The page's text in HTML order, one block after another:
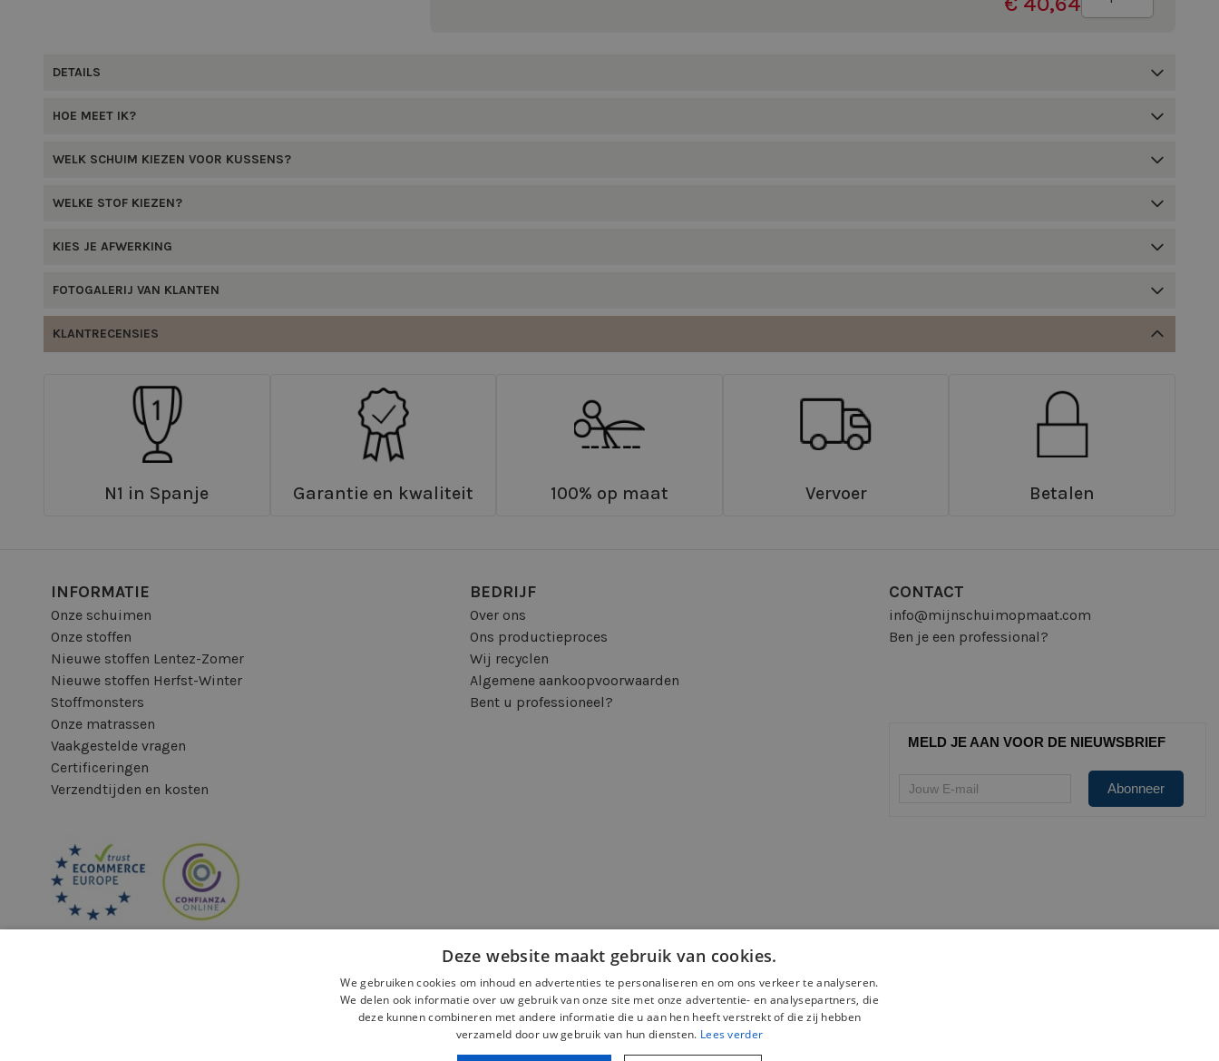
DETAILS
HOE MEET IK?
WELK SCHUIM KIEZEN VOOR KUSSENS?
WELKE STOF KIEZEN?
KIES JE AFWERKING
FOTOGALERIJ VAN KLANTEN
KLANTRECENSIES
N1 in Spanje Garantie en kwaliteit 100% op maat Vervoer Betalen
INFORMATIE
Onze schuimen
Onze stoffen
Nieuwe stoffen Lentez-Zomer
Nieuwe stoffen Herfst-Winter
Stoffmonsters
Onze matrassen
Vaakgestelde vragen
Certificeringen
Verzendtijden en kosten
BEDRIJF
Over ons
Ons productieproces
Wij recyclen
Algemene aankoopvoorwaarden
Bent u professioneel?
CONTACT
info@mijnschuimopmaat.com
Ben je een professional?
MELD JE AAN VOOR DE NIEUWSBRIEF
Deze website maakt gebruik van cookies.
We gebruiken cookies om inhoud en advertenties te personaliseren en om ons verkeer te analyseren.
We delen ook informatie over uw gebruik van onze site met onze advertentie- en analysepartners, die
deze kunnen combineren met andere informatie die u aan hen heeft verstrekt of die zij hebben
verzameld door uw gebruik van hun diensten. Lees verder